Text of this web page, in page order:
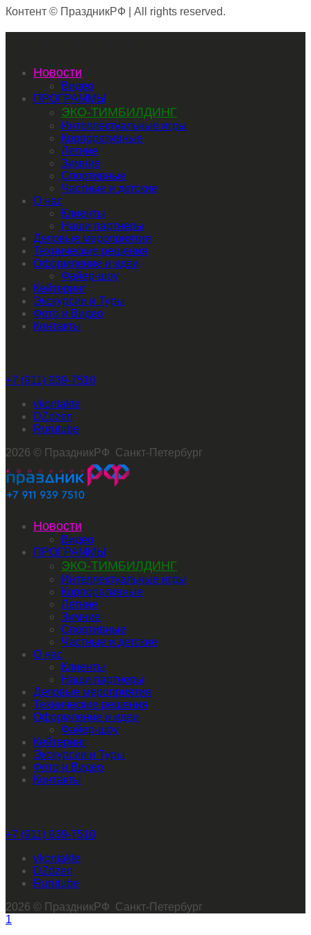
Контент © ПраздникРФ | All rights reserved.
Новости
Видео
ПРОГРАММЫ
ЭКО-ТИМБИЛДИНГ
Интеллектуальные игры
Корпоративные
Летние
Зимние
Спортивные
Частные и детские
О нас
Клиенты
Наши партнеры
Деловые мероприятия
Технические решения
Оформление и идеи
Файер-шоу
Кейтеринг
Экскурсии и Туры
Фото и Видео
Контакты
+7 (911) 939-7510
vkontakte
dzen
rutube
2026 © ПраздникРФ Санкт-Петербург
Новости
Видео
ПРОГРАММЫ
ЭКО-ТИМБИЛДИНГ
Интеллектуальные игры
Корпоративные
Летние
Зимние
Спортивные
Частные и детские
О нас
Клиенты
Наши партнеры
Деловые мероприятия
Технические решения
Оформление и идеи
Файер-шоу
Кейтеринг
Экскурсии и Туры
Фото и Видео
Контакты
+7 (911) 939-7510
vkontakte
dzen
rutube
2026 © ПраздникРФ Санкт-Петербург
1